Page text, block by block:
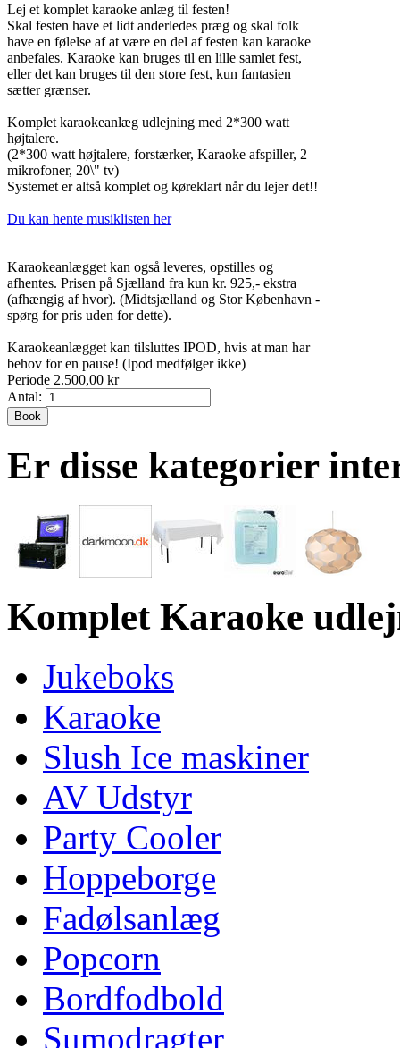
Lej et komplet karaoke anlæg til festen!
Skal festen have et lidt anderledes præg og skal folk
have en følelse af at være en del af festen kan karaoke
anbefales. Karaoke kan bruges til en lille samlet fest,
eller det kan bruges til den store fest, kun fantasien
sætter grænser.
Komplet karaokeanlæg udlejning med 2*300 watt
højtalere.
(2*300 watt højtalere, forstærker, Karaoke afspiller, 2
mikrofoner, 20\" tv)
Systemet er altså komplet og køreklart når du lejer det!!
Du kan hente musiklisten her
Karaokeanlægget kan også leveres, opstilles og
afhentes. Prisen på Sjælland fra kun kr. 925,- ekstra
(afhængig af hvor). (Midtsjælland og Stor København -
spørg for pris uden for dette).
Karaokeanlægget kan tilsluttes IPOD, hvis at man har
behov for en pause! (Ipod medfølger ikke)
Periode 2.500,00 kr
Antal:
Book
Er disse kategorier
Komplet Karaoke
Jukeboks
Karaoke
Slush Ice maskiner
AV Udstyr
Party Cooler
Hoppeborge
Fadølsanlæg
Popcorn
Bordfodbold
Sumodragter